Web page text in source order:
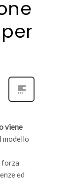
viene
modello
forza
ed